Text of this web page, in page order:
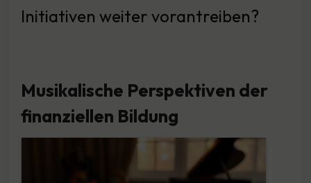
Initiativen weiter vorantreiben?
Musikalische Perspektiven der
finanziellen Bildung